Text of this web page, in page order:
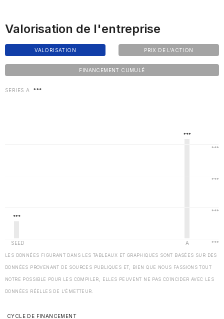
Valorisation de l'entreprise
VALORISATION PRIX DE L'ACTION
FINANCEMENT CUMULÉ
SERIES A ***
LES DONNÉES FIGURANT DANS LES TABLEAUX ET GRAPHIQUES SONT BASÉES SUR DES
DONNÉES PROVENANT DE SOURCES PUBLIQUES ET, BIEN QUE NOUS FASSIONS TOUT
NOTRE POSSIBLE POUR LES COMPILER, ELLES PEUVENT NE PAS COÏNCIDER AVEC LES
DONNÉES RÉELLES DE L'ÉMETTEUR.
CYCLE DE FINANCEMENT